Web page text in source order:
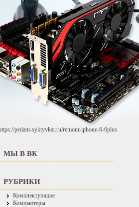
pedant-syktyvkar.ru/remont-iphone-6-6plus
МЫ В ВК
РУБРИКИ
Комплектующие
Компьютеры